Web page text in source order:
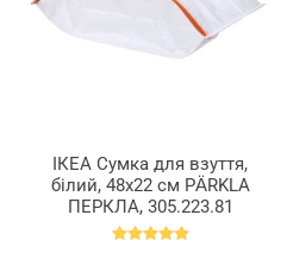
ІКЕА Сумка для взуття,
білий, 48x22 см PÄRKLA
ПЕРКЛА, 305.223.81